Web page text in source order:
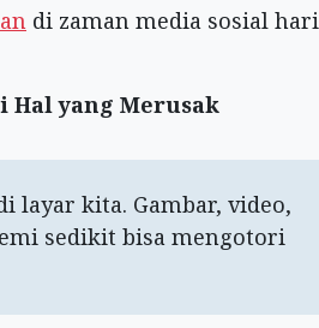
di zaman media sosial hari
Hal yang Merusak
layar kita. Gambar, video,
sedikit bisa mengotori